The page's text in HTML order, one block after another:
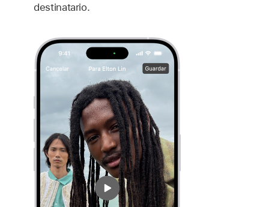
destinatario.